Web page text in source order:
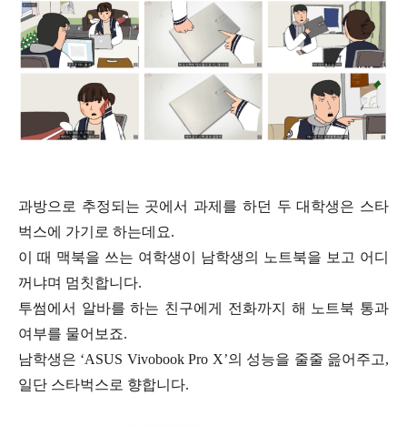
과방으로 추정되는 곳에서 과제를 하던 두 대학생은 스타
벅스에 가기로 하는데요.
이 때 맥북을 쓰는 여학생이 남학생의 노트북을 보고 어디
꺼냐며 멈칫합니다.
투썸에서 알바를 하는 친구에게 전화까지 해 노트북 통과
여부를 물어보죠.
남학생은 ‘ASUS Vivobook Pro X’의 성능을 줄줄 읊어주고,
일단 스타벅스로 향합니다.